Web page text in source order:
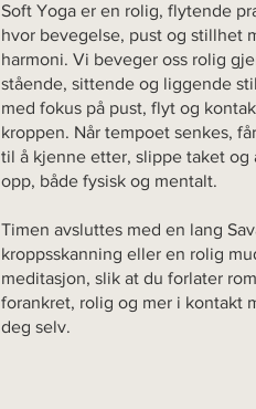
Soft Yoga er en rolig, flytende
hvor bevegelse, pust og stillhet
harmoni. Vi beveger oss rolig
stående, sittende og liggende
med fokus på pust, flyt og
kroppen. Når tempoet senkes,
til å kjenne etter, slippe taket og
opp, både fysisk og mentalt.
Timen avsluttes med en lang
kroppsskanning eller en rolig
meditasjon, slik at du forlater
forankret, rolig og mer i kontakt
deg selv.